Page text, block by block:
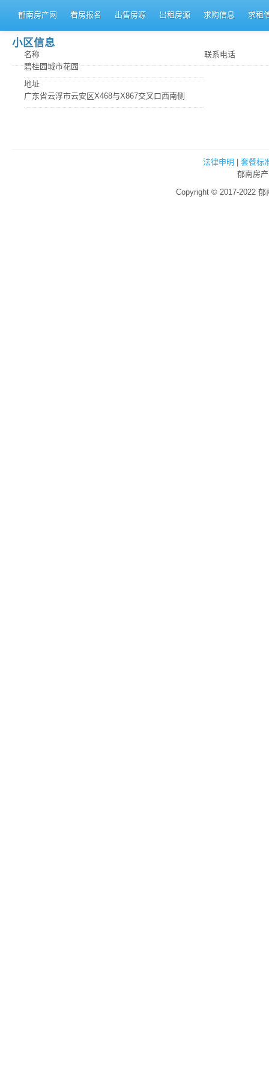
郁南房产网 看房报名 出售房源 出租房源 求购信息 求租
小区信息
名称
碧桂园城市花园
地址
广东省云浮市云安区X468与X867交叉口西南侧
联系电话
法律申明
套餐标
郁南房
Copyright © 2017-2022 郁